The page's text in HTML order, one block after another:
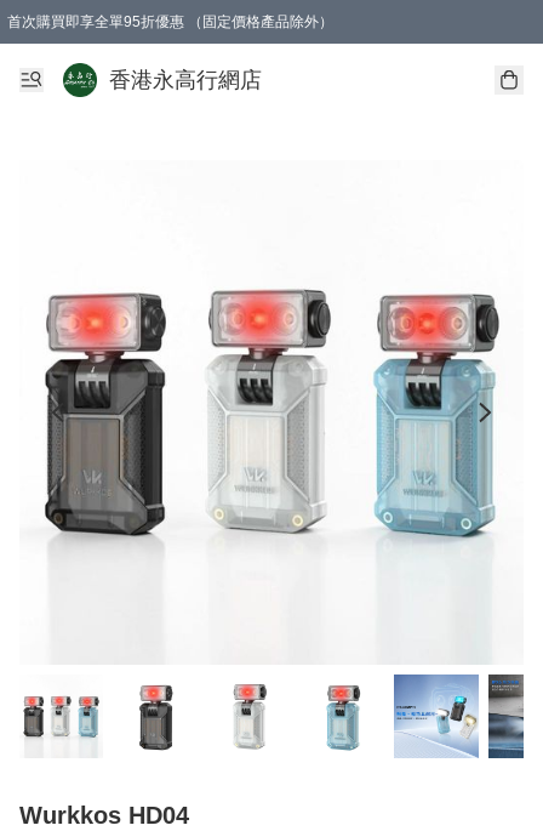
首次購買即享全單95折優惠 （固定價格產品除外）
澳門地區購物滿$800免運費
香港地區購物滿$600免運費
購買滿HK$1000即可免費獲得一個GEARLEX Small Ear Carabiner 2.0 扣環（贈品
香港永高行網店
Wurkkos HD04